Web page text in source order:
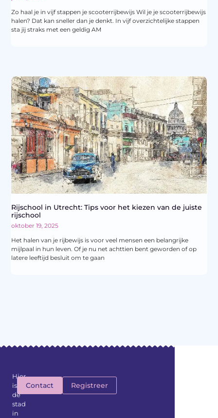
Zo haal je in vijf stappen je scooterrijbewijs Wil je je scooterrijbewijs
halen? Dat kan sneller dan je denkt. In vijf overzichtelijke stappen
sta jij straks met een geldig AM
Rijschool in Utrecht: Tips voor het kiezen van de juiste
rijschool
oktober 19, 2025
Het halen van je rijbewijs is voor veel mensen een belangrijke
mijlpaal in hun leven. Of je nu net achttien bent geworden of op
latere leeftijd besluit om te gaan
Hier
is
de
stad
in
Contact Registreer